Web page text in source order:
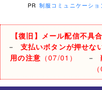
PR 制服コミュニケーショ
【復旧】メール配信不具
－ 支払いボタンが押せな
用の注意 （07/01） －